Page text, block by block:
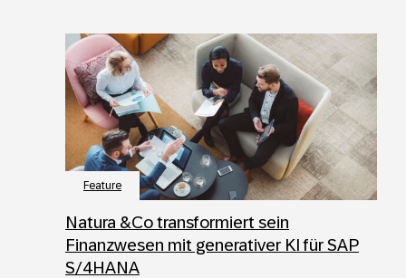
Feature
Natura &Co transformiert sein
Finanzwesen mit generativer KI für SAP
S/4HANA